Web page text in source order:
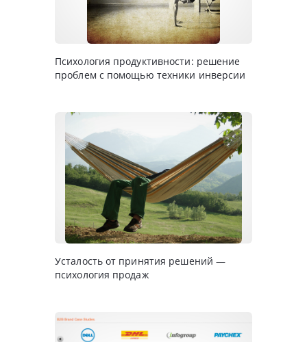
Психология продуктивности: решение
проблем с помощью техники инверсии
Усталость от принятия решений —
психология продаж